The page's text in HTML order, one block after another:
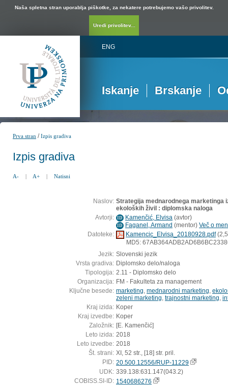
Naša spletna stran uporablja piškotke, za nekatere potrebujemo vašo privolitev.
Uredi privolitev...
ENG
Iskanje Brskanje
Prva stran /Izpis gradiva
Izpis gradiva
A- | A+ | Natisni
Naslov: Strategija mednarodnega marketinga
ekoloških živil : diplomska naloga
Avtorji: ID Kamenčić, Elvisa (avtor)
ID Faganel, Armand (mentor) Več o
Datoteke:
Kamencic_Elvisa_20180928.pdf
MD5:
Jezik: Slovenski jezik
Vrsta gradiva: Diplomsko delo/naloga
Tipologija: 2.11 - Diplomsko delo
Organizacija: FM - Fakulteta za management
Ključne besede: marketing mednarodni marketing
zeleni marketing trajnostni marketing
Kraj izida: Koper
Kraj izvedbe: Koper
Založnik: [E. Kamenčić]
Leto izida: 2018
Leto izvedbe: 2018
Št. strani: XI, 52 str., [18] str. pril.
PID: 20.500.12556/RUP-11229
UDK: 339.138:631.147(043.2)
COBISS.SI-ID: 1540686276